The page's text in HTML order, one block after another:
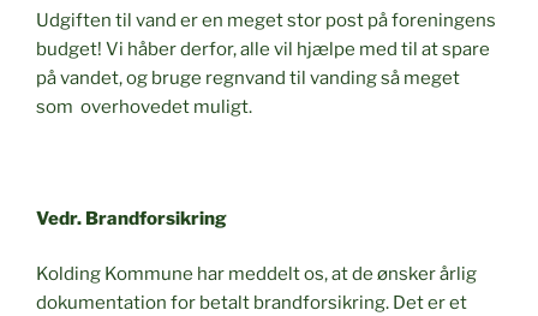
Udgiften til vand er en meget stor post på foreningens
budget! Vi håber derfor, alle vil hjælpe med til at spare
på vandet, og bruge regnvand til vanding så meget
som overhovedet muligt.
Vedr. Brandforsikring
Kolding Kommune har meddelt os, at de ønsker årlig
dokumentation for betalt brandforsikring. Det er et